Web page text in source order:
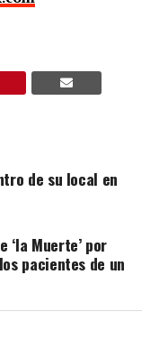
de su local en
‘la Muerte’ por
pacientes de un